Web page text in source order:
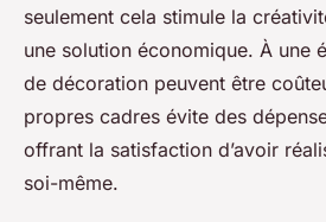
seulement cela stimule la
une solution économique. À une
de décoration peuvent être
propres cadres évite des
offrant la satisfaction d’avoir
soi-même.